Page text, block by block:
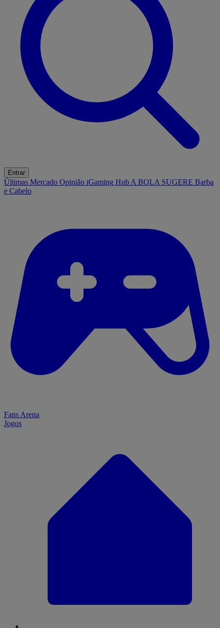
Entrar
Últimas Mercado Opinião iGaming Hub A BOLA SUGERE Barba
e Cabelo
Fans Arena
Jogos